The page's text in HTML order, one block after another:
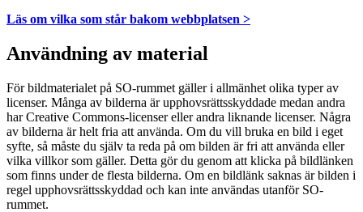
Läs om vilka som står bakom webbplatsen >
Användning av material
För bildmaterialet på SO-rummet gäller i allmänhet olika typer av
licenser. Många av bilderna är upphovsrättsskyddade medan andra
har Creative Commons-licenser eller andra liknande licenser. Några
av bilderna är helt fria att använda. Om du vill bruka en bild i eget
syfte, så måste du själv ta reda på om bilden är fri att använda eller
vilka villkor som gäller. Detta gör du genom att klicka på bildlänken
som finns under de flesta bilderna. Om en bildlänk saknas är bilden i
regel upphovsrättsskyddad och kan inte användas utanför SO-
rummet.